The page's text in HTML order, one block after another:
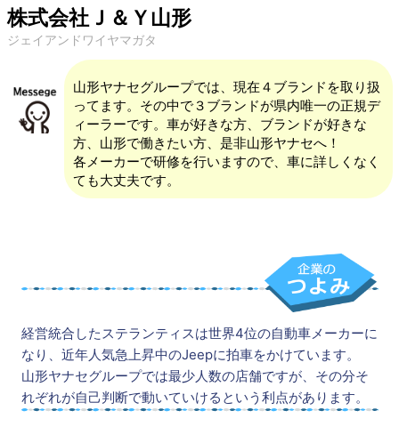
株式会社Ｊ＆Ｙ山形
ジェイアンドワイヤマガタ
山形ヤナセグループでは、現在４ブランドを取り扱
ってます。その中で３ブランドが県内唯一の正規デ
ィーラーです。車が好きな方、ブランドが好きな
方、山形で働きたい方、是非山形ヤナセへ！
各メーカーで研修を行いますので、車に詳しくなく
ても大丈夫です。
経営統合したステランティスは世界4位の自動車メーカーに
なり、近年人気急上昇中のJeepに拍車をかけています。
山形ヤナセグループでは最少人数の店舗ですが、その分そ
れぞれが自己判断で動いていけるという利点があります。